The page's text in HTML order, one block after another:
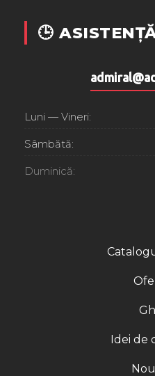
Idei de
🕒
Luni — Vineri:
Sâmbătă:
Duminică: